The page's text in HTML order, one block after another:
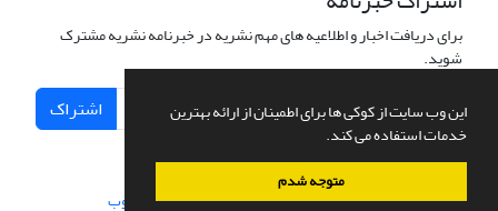
این وب سایت از کوکی ها برای اطمینان از ارائه بهترین
خدمات استفاده می کند.
متوجه شدم
برای دریافت اخبار و اطلاعیه های مهم نشریه در خبرنامه نشریه مشترک
شوید.
اشتراک
سامانه مدیریت نشریات علمی.طراحی و پیاده سازی از سیناوب